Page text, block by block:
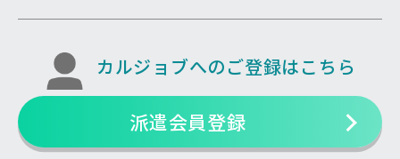
カルジョブへのご登録はこちら
派遣会員登録